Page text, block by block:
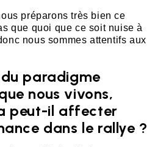
préparons très bien ce
que quoi que ce soit nuise à
nous sommes attentifs aux
paradigme
nous vivons,
peut-il affecter
dans le rallye ?